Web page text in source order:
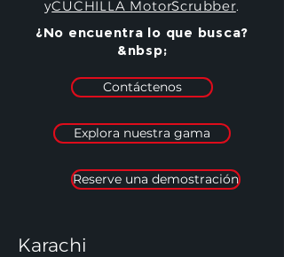
yCUCHILLA MotorScrubber.
¿No encuentra lo que busca?
&nbsp;
Contáctenos
Explora nuestra gama
Reserve una demostración
Karachi